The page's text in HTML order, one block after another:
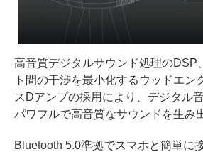
高音質デジタルサウンド処理のDSP
ト間の干渉を最小化するウッドエン
スDアンプの採用により、デジタル
パワフルで高音質なサウンドを生み
Bluetooth 5.0準拠でスマホと簡単に